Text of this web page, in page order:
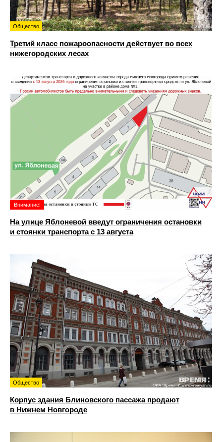
Общество
Третий класс пожароопасности действует во всех
нижегородских лесах
Внимание!
На улице Яблоневой введут ограничения остановки
и стоянки транспорта с 13 августа
Общество
Корпус здания Блиновского пассажа продают
в Нижнем Новгороде